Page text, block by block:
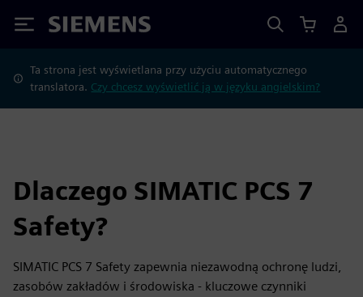
Siemens
Ta strona jest wyświetlana przy użyciu automatycznego
translatora. Czy chcesz wyświetlić ją w języku angielskim?
Dlaczego SIMATIC PCS 7
Safety?
SIMATIC PCS 7 Safety zapewnia niezawodną ochronę ludzi,
zasobów zakładów i środowiska - kluczowe czynniki